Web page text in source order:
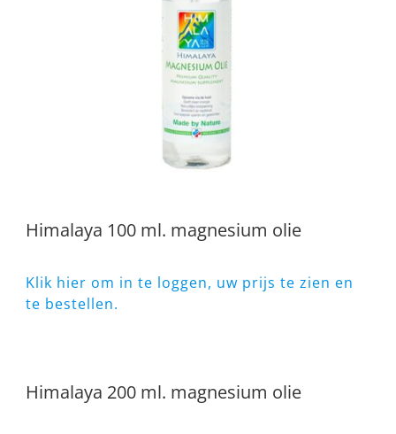
Himalaya 100 ml. magnesium olie
Klik hier om in te loggen, uw prijs te zien en
te bestellen.
Himalaya 200 ml. magnesium olie